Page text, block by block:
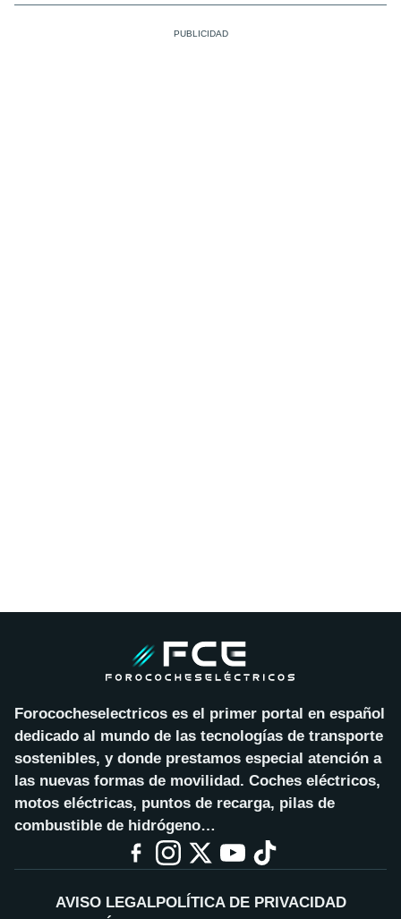
Forococheselectricos es el primer portal en español
dedicado al mundo de las tecnologías de transporte
sostenibles, y donde prestamos especial atención a
las nuevas formas de movilidad. Coches eléctricos,
motos eléctricas, puntos de recarga, pilas de
combustible de hidrógeno…
AVISO LEGALPOLÍTICA DE PRIVACIDAD